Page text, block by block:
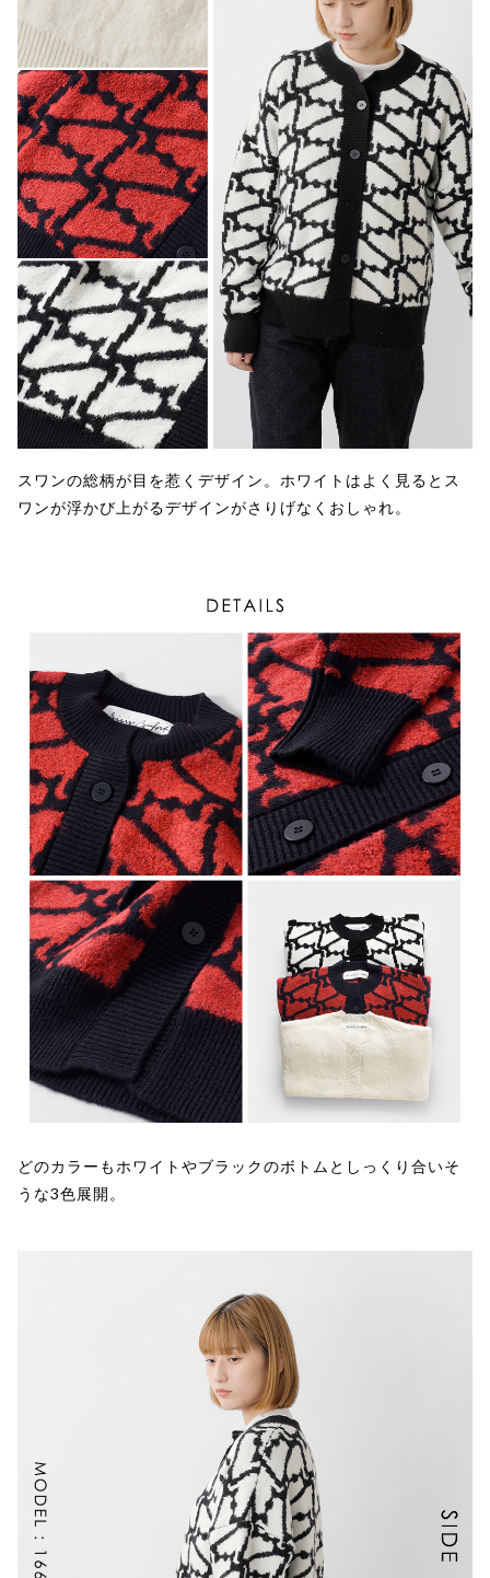
スワンの総柄が目を惹くデザイン。ホワイトはよく見るとス
ワンが浮かび上がるデザインがさりげなくおしゃれ。
どのカラーもホワイトやブラックのボトムとしっくり合いそ
うな3色展開。